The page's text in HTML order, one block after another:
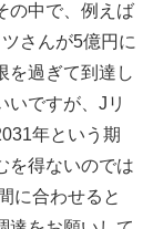
の中で、例えば
さんが5億円に
を過ぎて到達し
いですが、Jリ
年という期
を得ないのでは
に合わせると